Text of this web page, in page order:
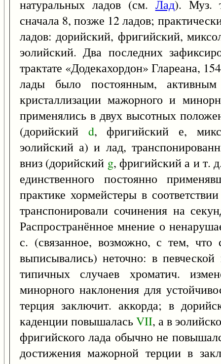
натуральных ладов (см. Лад). Муз.
сначала 8, позже 12 ладов;
ладов: дорийский, фригийский,
эолийский. Два последних
трактате «Додекахордон» Глареана,
лады было постоянным,
кристаллизации мажорного и
применялись в двух высотных
(дорийский d, фригийский е,
эолийский а) и лад,
вниз (дорийский g, фригийский а и т.
единственного постоянно
практике хормейстеры в
транспонировали сочинения на
Распространённое мнение о
с. (связанное, возможно, с тем, что
выписывались) неточно: в
типичных случаев хроматич.
минорного наклонения для
терция заключит. аккорда; в
каденции повышаласьVII, а в
фригийского лада обычно не
достижения мажорной терции в